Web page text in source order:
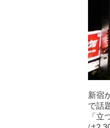
新宿
で話
「